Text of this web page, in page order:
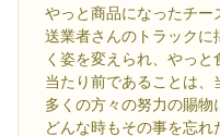
やっと商品になったチ
送業者さんのトラックに
く姿を変えられ、やっと
当たり前であることは、
多くの方々の努力の賜物
どんな時もその事を忘れ